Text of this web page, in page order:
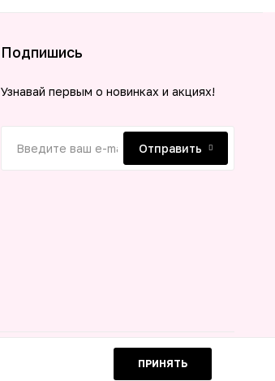
Подпишись
Узнавай первым о новинках и акциях!
Отправить
ПРИНЯТЬ